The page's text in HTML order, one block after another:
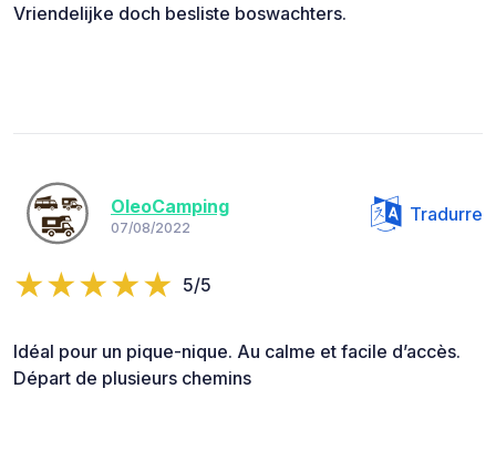
Vriendelijke doch besliste boswachters.
OleoCamping
07/08/2022
Tradurre
5/5
Idéal pour un pique-nique. Au calme et facile d’accès.
Départ de plusieurs chemins